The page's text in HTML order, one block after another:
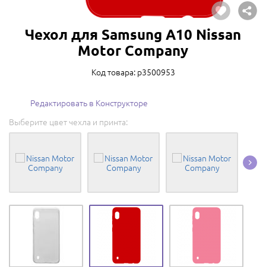
Чехол для Samsung A10 Nissan
Motor Company
Код товара: p3500953
Редактировать в Конструкторе
Выберите цвет чехла и принта: